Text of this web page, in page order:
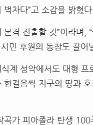
차다”고 소감을 밝혔다.
격 진출할 것”이라며,
민 후원의 동참도 끌어
계 성악에서도 대형 프
걸음씩 지구의 땅과
가 피아졸라 탄생 100